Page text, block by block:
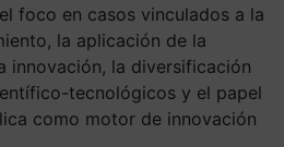
foco en casos vinculados a la
la aplicación de la
innovación, la diversificación
tecnológicos y el papel
como motor de innovación